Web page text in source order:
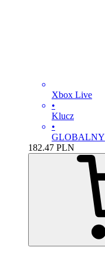
Xbox Live
•
Klucz
•
GLOBALNY
182.47 PLN